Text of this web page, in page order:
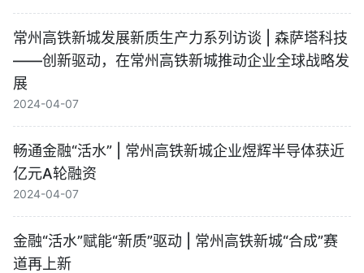
常州高铁新城发展新质生产力系列访谈 | 森萨塔科技
——创新驱动，在常州高铁新城​推动企业全球战略发
展
2024-04-07
畅通金融“活水” | 常州高铁新城企业煜辉半导体获近
亿元A轮融资
2024-04-07
金融“活水”赋能“新质”驱动 | 常州高铁新城“合成”赛
道再上新